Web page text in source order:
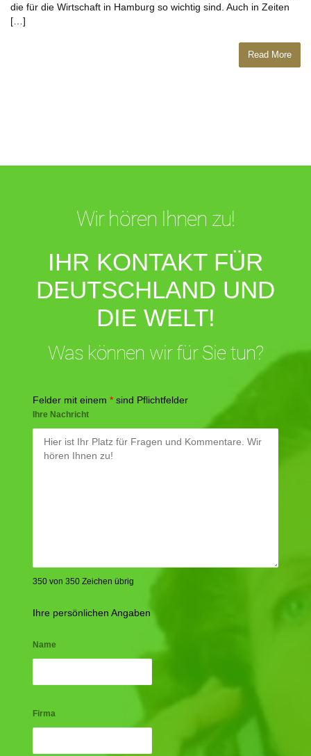
die für die Wirtschaft in Hamburg so wichtig sind. Auch in Zeiten
[…]
Read More
Wir hören Ihnen zu!
IHR KONTAKT FÜR
DEUTSCHLAND UND
DIE WELT!
Was können wir für Sie tun?
Felder mit einem * sind Pflichtfelder
Ihre Nachricht
350 von 350 Zeichen übrig
Ihre persönlichen Angaben
Name
Firma